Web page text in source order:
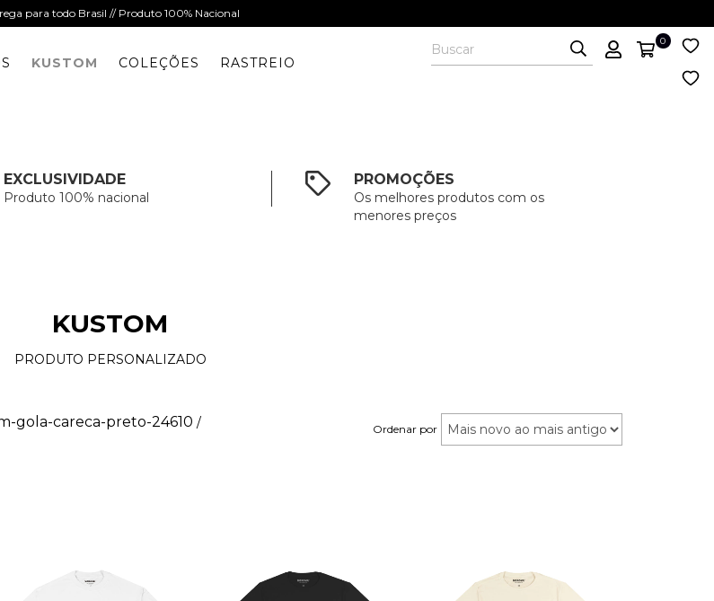
para todo Brasil // Produto 100% Nacional
KUSTOM COLEÇÕES RASTREIO
0
EXCLUSIVIDADE
Produto 100% nacional
PROMOÇÕES
Os melhores produtos com os
menores preços
KUSTOM
PRODUTO PERSONALIZADO
gola-careca-preto-24610 / Ordenar por